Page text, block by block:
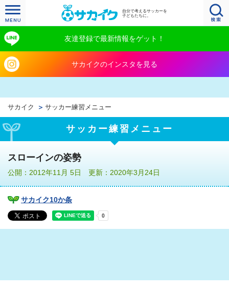
自分で考えるサッカーを
子どもたちに。
友達登録で最新情報をゲット！
サカイクのインスタを見る
サカイク サッカー練習メニュー
サッカー練習メニュー
スローインの姿勢
公開：2012年11月 5日 更新：2020年3月24日
サカイク10か条